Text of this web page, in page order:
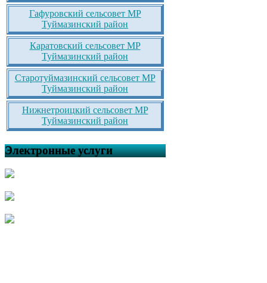
Гафуровский сельсовет МР
Туймазинский район
Каратовский сельсовет МР
Туймазинский район
Старотуймазинский сельсовет МР
Туймазинский район
Нижнетроицкий сельсовет МР
Туймазинский район
Электронные услуги